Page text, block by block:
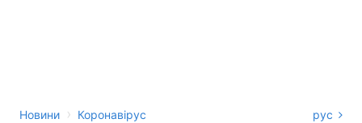
Новини › Коронавірус рус